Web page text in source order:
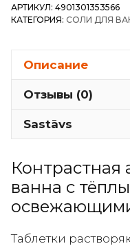
On
×
АРТИКУЛ: 4901301353566
КАТЕГОРИЯ: СОЛИ ДЛЯ
Описание
Отзывы (0)
Sastāvs
Контрастная
ванна с
Таблетки